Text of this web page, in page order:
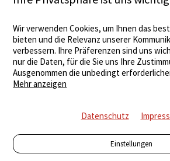
Wir verwenden Cookies, um Ihnen das
bieten und die Relevanz unserer
verbessern. Ihre Präferenzen sind uns
nur die Daten, für die Sie uns Ihre
Ausgenommen die unbedingt
Mehr anzeigen
Datenschutz
Einstellungen